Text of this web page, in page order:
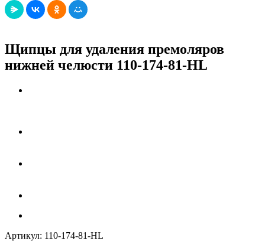
Щипцы для удаления премоляров
нижней челюсти 110-174-81-HL
Артикул: 110-174-81-HL